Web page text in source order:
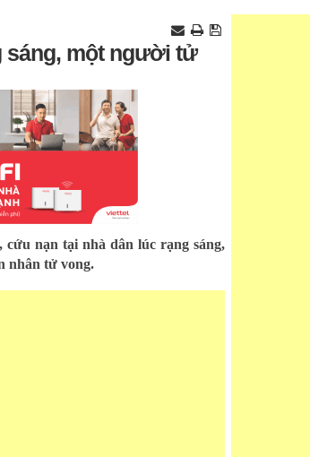
sáng, một người tử
nạn tại nhà dân lúc rạng sáng,
nhân tử vong.